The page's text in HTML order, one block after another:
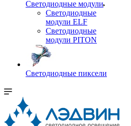
Светодиодные модули
Светодиодные
модули ELF
Светодиодные
модули PITON
Светодиодные пиксели